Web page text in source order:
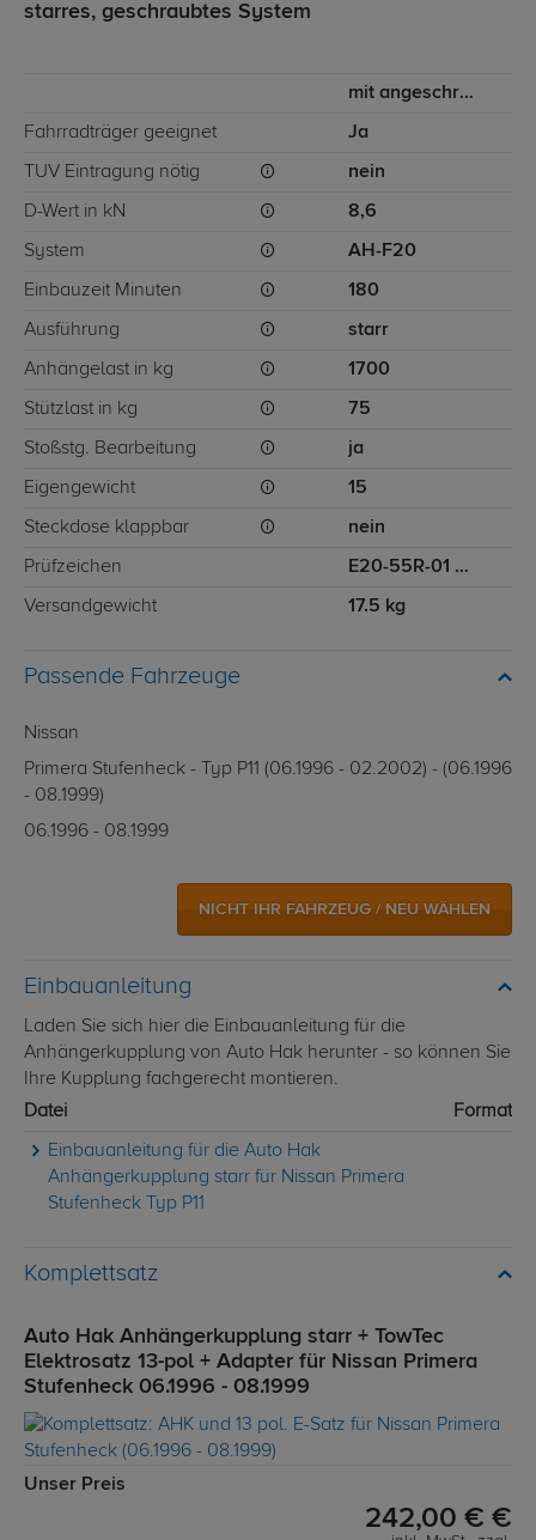
starres, geschraubtes System
mit angeschraubtem Kugelkopf
Fahrradträger geeignet Ja
TÜV Eintragung nötig nein
D-Wert in kN 8,6
System AH-F20
Einbauzeit Minuten 180
Ausführung starr
Anhängelast in kg 1700
Stützlast in kg 75
Stoßstg. Bearbeitung ja
Eigengewicht 15
Steckdose klappbar nein
Prüfzeichen E20-55R-01 0923
Versandgewicht 17.5 kg
Passende Fahrzeuge
Nissan
Primera Stufenheck - Typ P11 (06.1996 - 02.2002) - (06.1996
- 08.1999)
06.1996 - 08.1999
NICHT IHR FAHRZEUG / NEU WÄHLEN
Einbauanleitung
Laden Sie sich hier die Einbauanleitung für die
Anhängerkupplung von Auto Hak herunter - so können Sie
Ihre Kupplung fachgerecht montieren.
Datei
Format
Einbauanleitung für die Auto Hak
Anhängerkupplung starr für Nissan Primera
Stufenheck Typ P11
Komplettsatz
Auto Hak Anhängerkupplung starr + TowTec
Elektrosatz 13-pol + Adapter für Nissan Primera
Stufenheck 06.1996 - 08.1999
Unser Preis
242,00 € €